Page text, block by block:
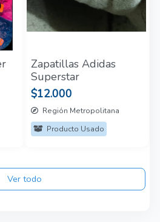
Zapatillas Adidas
Superstar
$12.000
Región Metropolitana
Producto Usado
Ver todo